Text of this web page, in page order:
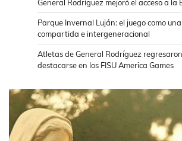
General Rodríguez mejoró el acceso a la
Parque Invernal Luján: el juego como
compartida e intergeneracional
Atletas de General Rodríguez
destacarse en los FISU America Games